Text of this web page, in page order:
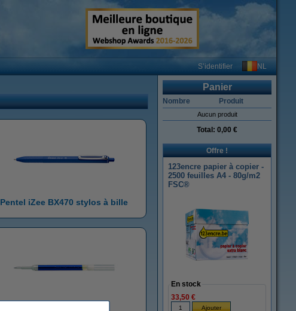
S’identifier NL
Pentel iZee BX470 stylos à bille
Panier
Nombre Produit
Aucun produit
Total: 0,00 €
Offre !
123encre papier à copier -
2500 feuilles A4 - 80g/m2
FSC®
En stock
33,50 €